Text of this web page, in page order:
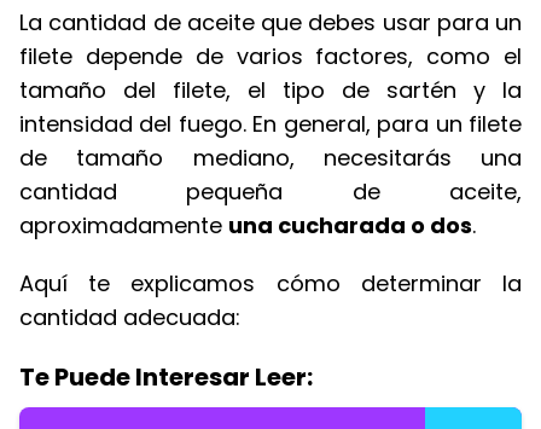
La cantidad de aceite que debes usar para un
filete depende de varios factores, como el
tamaño del filete, el tipo de sartén y la
intensidad del fuego. En general, para un filete
de tamaño mediano, necesitarás una
cantidad pequeña de aceite,
aproximadamente una cucharada o dos.
Aquí te explicamos cómo determinar la
cantidad adecuada:
Te Puede Interesar Leer: